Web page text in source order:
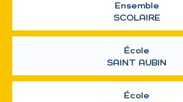
Ensemble
SCOLAIRE
École
SAINT AUBIN
École